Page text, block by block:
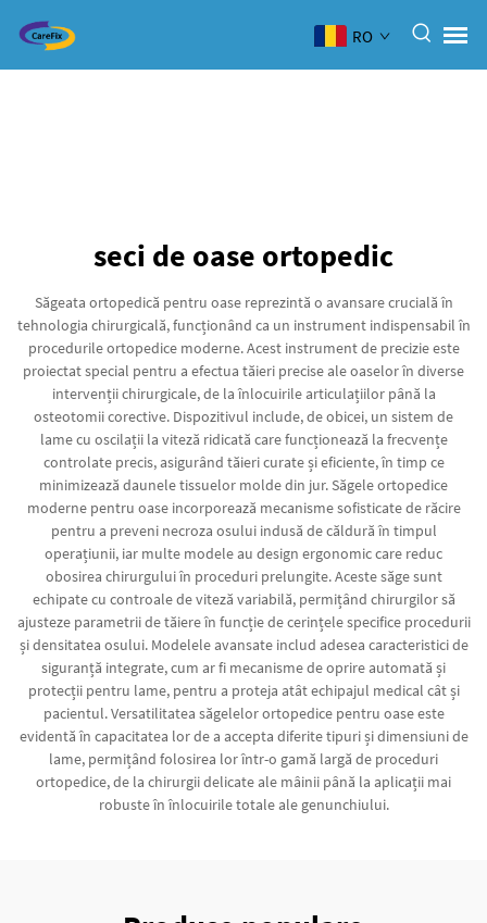
RO
seci de oase ortopedic
Săgeata ortopedică pentru oase reprezintă o avansare crucială în
tehnologia chirurgicală, funcționând ca un instrument indispensabil în
procedurile ortopedice moderne. Acest instrument de precizie este
proiectat special pentru a efectua tăieri precise ale oaselor în diverse
intervenții chirurgicale, de la înlocuirile articulațiilor până la
osteotomii corective. Dispozitivul include, de obicei, un sistem de
lame cu oscilații la viteză ridicată care funcționează la frecvențe
controlate precis, asigurând tăieri curate și eficiente, în timp ce
minimizează daunele tissuelor molde din jur. Săgele ortopedice
moderne pentru oase incorporează mecanisme sofisticate de răcire
pentru a preveni necroza osului indusă de căldură în timpul
operațiunii, iar multe modele au design ergonomic care reduc
obosirea chirurgului în proceduri prelungite. Aceste săge sunt
echipate cu controale de viteză variabilă, permițând chirurgilor să
ajusteze parametrii de tăiere în funcție de cerințele specifice procedurii
și densitatea osului. Modelele avansate includ adesea caracteristici de
siguranță integrate, cum ar fi mecanisme de oprire automată și
protecții pentru lame, pentru a proteja atât echipajul medical cât și
pacientul. Versatilitatea săgelelor ortopedice pentru oase este
evidentă în capacitatea lor de a accepta diferite tipuri și dimensiuni de
lame, permițând folosirea lor într-o gamă largă de proceduri
ortopedice, de la chirurgii delicate ale mâinii până la aplicații mai
robuste în înlocuirile totale ale genunchiului.